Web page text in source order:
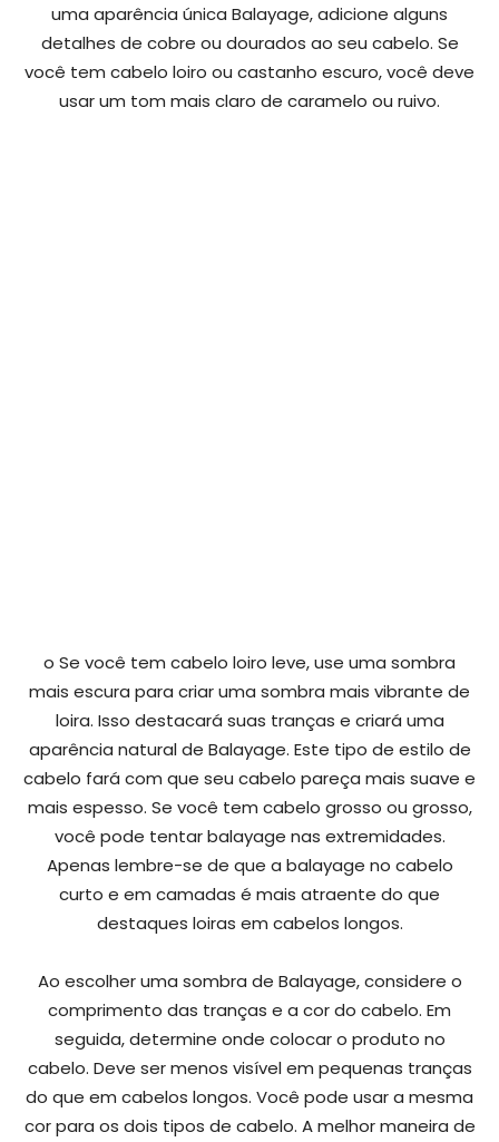
uma aparência única Balayage, adicione alguns
detalhes de cobre ou dourados ao seu cabelo. Se
você tem cabelo loiro ou castanho escuro, você deve
usar um tom mais claro de caramelo ou ruivo.
o Se você tem cabelo loiro leve, use uma sombra
mais escura para criar uma sombra mais vibrante de
loira. Isso destacará suas tranças e criará uma
aparência natural de Balayage. Este tipo de estilo de
cabelo fará com que seu cabelo pareça mais suave e
mais espesso. Se você tem cabelo grosso ou grosso,
você pode tentar balayage nas extremidades.
Apenas lembre-se de que a balayage no cabelo
curto e em camadas é mais atraente do que
destaques loiras em cabelos longos.
Ao escolher uma sombra de Balayage, considere o
comprimento das tranças e a cor do cabelo. Em
seguida, determine onde colocar o produto no
cabelo. Deve ser menos visível em pequenas tranças
do que em cabelos longos. Você pode usar a mesma
cor para os dois tipos de cabelo. A melhor maneira de